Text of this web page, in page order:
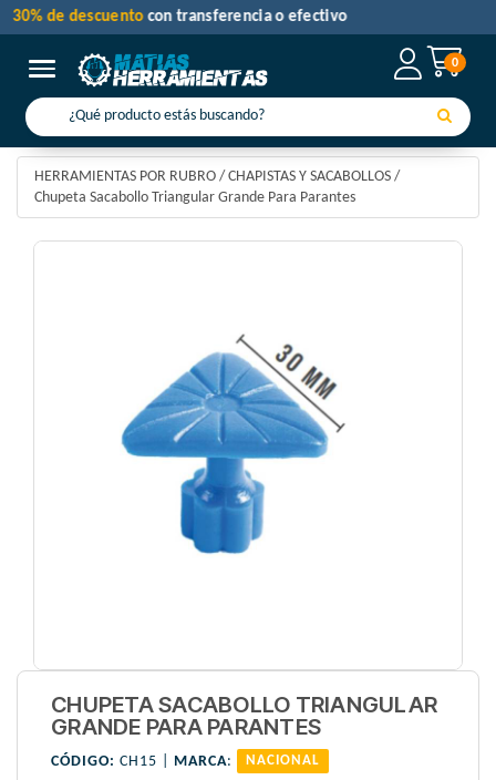
0
Toggle navigation
30% de descuentocon transferencia o efectivo
HERRAMIENTAS POR RUBRO / CHAPISTAS Y SACABOLLOS /
Chupeta Sacabollo Triangular Grande Para Parantes
CHUPETA SACABOLLO TRIANGULAR
GRANDE PARA PARANTES
CÓDIGO: CH15 | MARCA: NACIONAL